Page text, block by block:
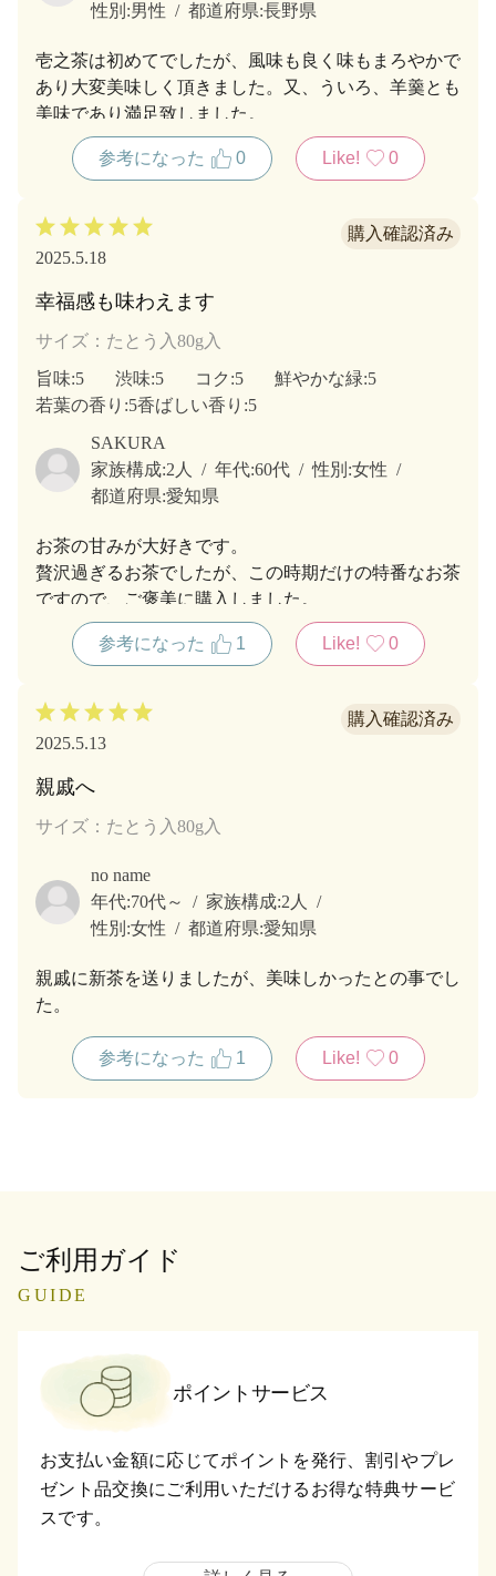
性別:男性 都道府県:長野県
壱之茶は初めてでしたが、風味も良く味もまろやかで
あり大変美味しく頂きました。又、ういろ、羊羹とも
美味であり満足致しました。
参考になった 0 Like! 0
2025.5.18
幸福感も味わえます
サイズ：たとう入80g入
旨味:5 渋味:5 コク :5 鮮やかな緑:5
若葉の香り :5香ばしい香り :5
SAKURA
家族構成:2人 年代:60代 性別:女性
都道府県:愛知県
お茶の甘みが大好きです。
贅沢過ぎるお茶でしたが、この時期だけの特番なお茶
ですので、ご褒美に購入しました。
お茶の淹れ方が上手になったかと錯覚しました。
おいしいお茶は幸福感を与えてくれます。
参考になった 1 Like! 0
2025.5.13
親戚へ
サイズ：たとう入80g入
no name
年代:70代～ 家族構成:2人
性別:女性 都道府県:愛知県
親戚に新茶を送りましたが、美味しかったとの事でし
た。
参考になった 1 Like! 0
ご利用ガイド
GUIDE
ポイントサービス
お支払い金額に応じてポイントを発行、割引やプレ
ゼント品交換にご利用いただけるお得な特典サービ
スです。